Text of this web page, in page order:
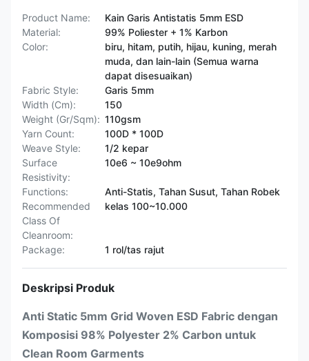
Product Name:
Kain Garis Antistatis 5mm ESD
Material:
99% Poliester + 1% Karbon
Color:
biru, hitam, putih, hijau, kuning, merah
muda, dan lain-lain (Semua warna
dapat disesuaikan)
Fabric Style:
Garis 5mm
Width (Cm):
150
Weight (Gr/Sqm): 110gsm
Yarn Count:
100D * 100D
Weave Style:
1/2 kepar
Surface
Resistivity:
10e6 ~ 10e9ohm
Functions:
Anti-Statis, Tahan Susut, Tahan Robek
Recommended
Class Of
Cleanroom:
kelas 100~10.000
Package: 1 rol/tas rajut
Deskripsi Produk
Anti Static 5mm Grid Woven ESD Fabric dengan
Komposisi 98% Polyester 2% Carbon untuk
Clean Room Garments